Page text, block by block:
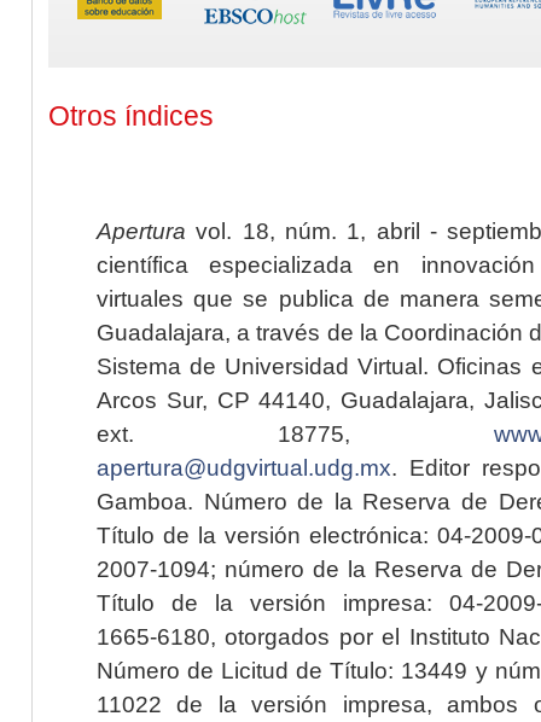
Otros índices
Apertura vol. 18, núm. 1, abril -
científica especializada en
virtuales que se publica de manera
Guadalajara, a través de la Coordinación
Sistema de Universidad Virtual. Oficinas
Arcos Sur, CP 44140, Guadalajara,
ext. 18775,
apertura@udgvirtual.udg.mx. Editor
Gamboa. Número de la Reserva de
Título de la versión electrónica: 04-2009-
2007-1094; número de la Reserva de
Título de la versión impresa: 04-2009-
1665-6180, otorgados por el Instituto
Número de Licitud de Título: 13449 y
11022 de la versión impresa, ambos